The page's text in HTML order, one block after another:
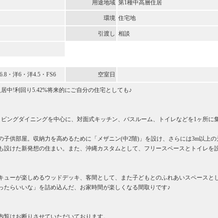
用途地域 第1種中高層住居
環境 住宅地
引渡し 相談
・洋6・洋4.5・FS6 空室日
中!利回り5.42%将来的にご自分の住宅としても♪
ングダイニングを中心に、対面式キッチン、バスルーム、トイレなどを1ヶ所に
子供部屋。収納力を高めるために「メザニン(中2階)」を設け、さらには3m以上の
設けた新発想の住まい。また、沖縄カスタムとして、フリースペースとトイレを
ューが楽しめるウッドデッキ、客間として、また子どもとのふれあいスペースと
たらいいな」を詰め込んだ、お家時間が楽しくなる間取りです♪
覧はお断りさせていただいております。